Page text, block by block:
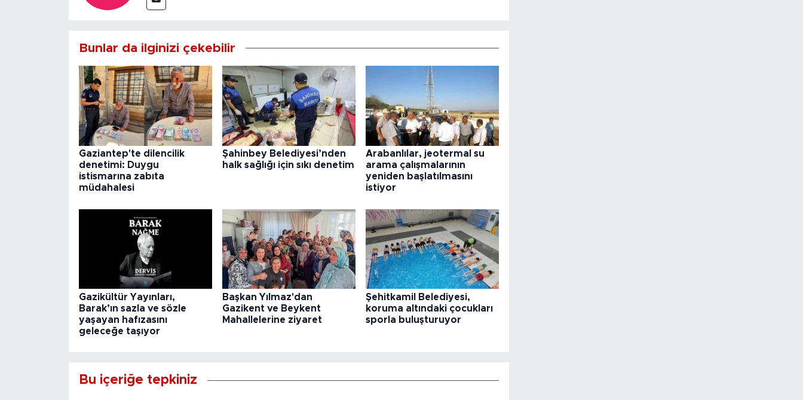
Bunlar da ilginizi çekebilir
Gaziantep'te dilencilik
denetimi: Duygu
istismarına zabıta
müdahalesi
Şahinbey Belediyesi’nden
halk sağlığı için sıkı denetim
Arabanlılar, jeotermal su
arama çalışmalarının
yeniden başlatılmasını
istiyor
Gazikültür Yayınları,
Barak’ın sazla ve sözle
yaşayan hafızasını
geleceğe taşıyor
Başkan Yılmaz'dan
Gazikent ve Beykent
Mahallelerine ziyaret
Şehitkamil Belediyesi,
koruma altındaki çocukları
sporla buluşturuyor
Bu içeriğe tepkiniz